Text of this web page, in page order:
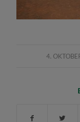
4. /